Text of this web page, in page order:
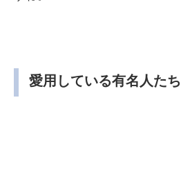
愛用している有名人たち